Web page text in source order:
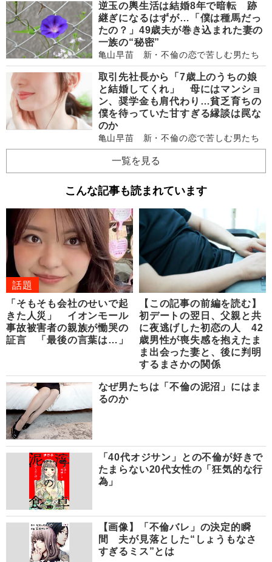
逆玉の輿生活は結婚8年で暗転 跡
継ぎになるはずが…「僕は種馬だっ
たの？」49歳夫が巻き込まれた妻の
一族の“秘密”
亀山早苗 新・不倫の恋で苦しむ男たち
取引先社長から「7歳上のうちの娘
と結婚してくれ」 母にはマンショ
ン、奨学金も肩代わり…貧乏育ちの
僕を待っていた甘すぎる縁談は罠な
のか
亀山早苗 新・不倫の恋で苦しむ男たち
一覧を見る
こんな記事も読まれています
話題
「そもそも会社のせいで起
きた人災」 イオンモール
事故被害者の親族が慟哭の
証言 「最後の言葉は…」
【この記事の前編を読む】
初デートの翌日、父親と共
に夜逃げした初恋の人 42
歳男性が喪失感を抱えたま
ま出会った妻と、後に判明
するまさかの関係
なぜ男たちは「不倫の泥沼」にはま
るのか
「40代オジサン」との不倫が好きで
たまらない20代女性の「狂気的な行
為」
【画像】「不倫バレ」の決定的瞬
間 夫が見落とした“しょうもなさ
すぎるミス”とは